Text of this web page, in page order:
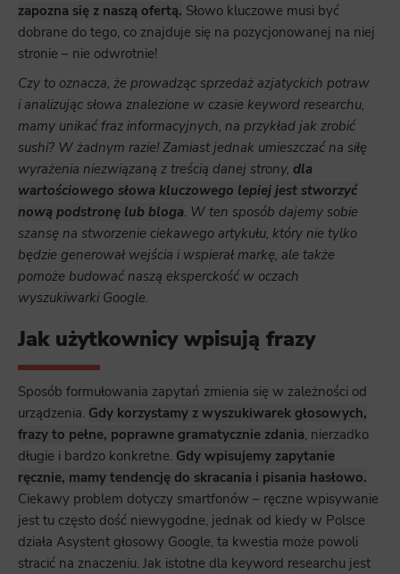
zapozna się z naszą ofertą. Słowo kluczowe musi być
dobrane do tego, co znajduje się na pozycjonowanej na niej
stronie – nie odwrotnie!
Czy to oznacza, że prowadząc sprzedaż azjatyckich potraw
i analizując słowa znalezione w czasie keyword researchu,
mamy unikać fraz informacyjnych, na przykład jak zrobić
sushi? W żadnym razie! Zamiast jednak umieszczać na siłę
wyrażenia niezwiązaną z treścią danej strony, dla
wartościowego słowa kluczowego lepiej jest stworzyć
nową podstronę lub bloga. W ten sposób dajemy sobie
szansę na stworzenie ciekawego artykułu, który nie tylko
będzie generował wejścia i wspierał markę, ale także
pomoże budować naszą eksperckość w oczach
wyszukiwarki Google.
Jak użytkownicy wpisują frazy
Sposób formułowania zapytań zmienia się w zależności od
urządzenia. Gdy korzystamy z wyszukiwarek głosowych,
frazy to pełne, poprawne gramatycznie zdania, nierzadko
długie i bardzo konkretne. Gdy wpisujemy zapytanie
ręcznie, mamy tendencję do skracania i pisania hasłowo.
Ciekawy problem dotyczy smartfonów – ręczne wpisywanie
jest tu często dość niewygodne, jednak od kiedy w Polsce
działa Asystent głosowy Google, ta kwestia może powoli
stracić na znaczeniu. Jak istotne dla keyword researchu jest